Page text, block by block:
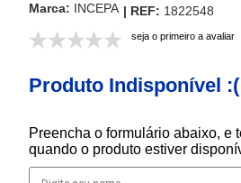
INCEPA 1822548
seja o primeiro a avaliar
Produto Indisponível :(
Preencha o formulário abaixo, e
quando o produto estiver